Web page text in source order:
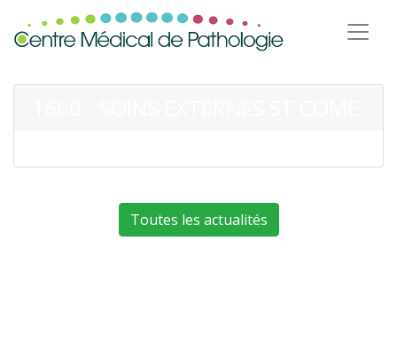
Toutes les actualités